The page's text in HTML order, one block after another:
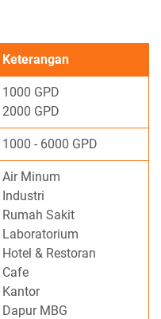
Keterangan
1000 GPD
2000 GPD
1000 - 6000 GPD
Air Minum
Industri
Rumah Sakit
Laboratorium
Hotel & Restoran
Cafe
Kantor
Dapur MBG